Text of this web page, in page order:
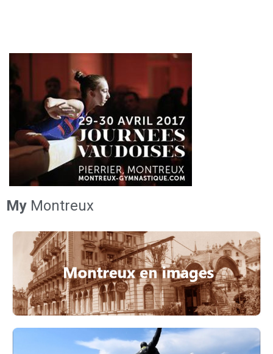
My Montreux